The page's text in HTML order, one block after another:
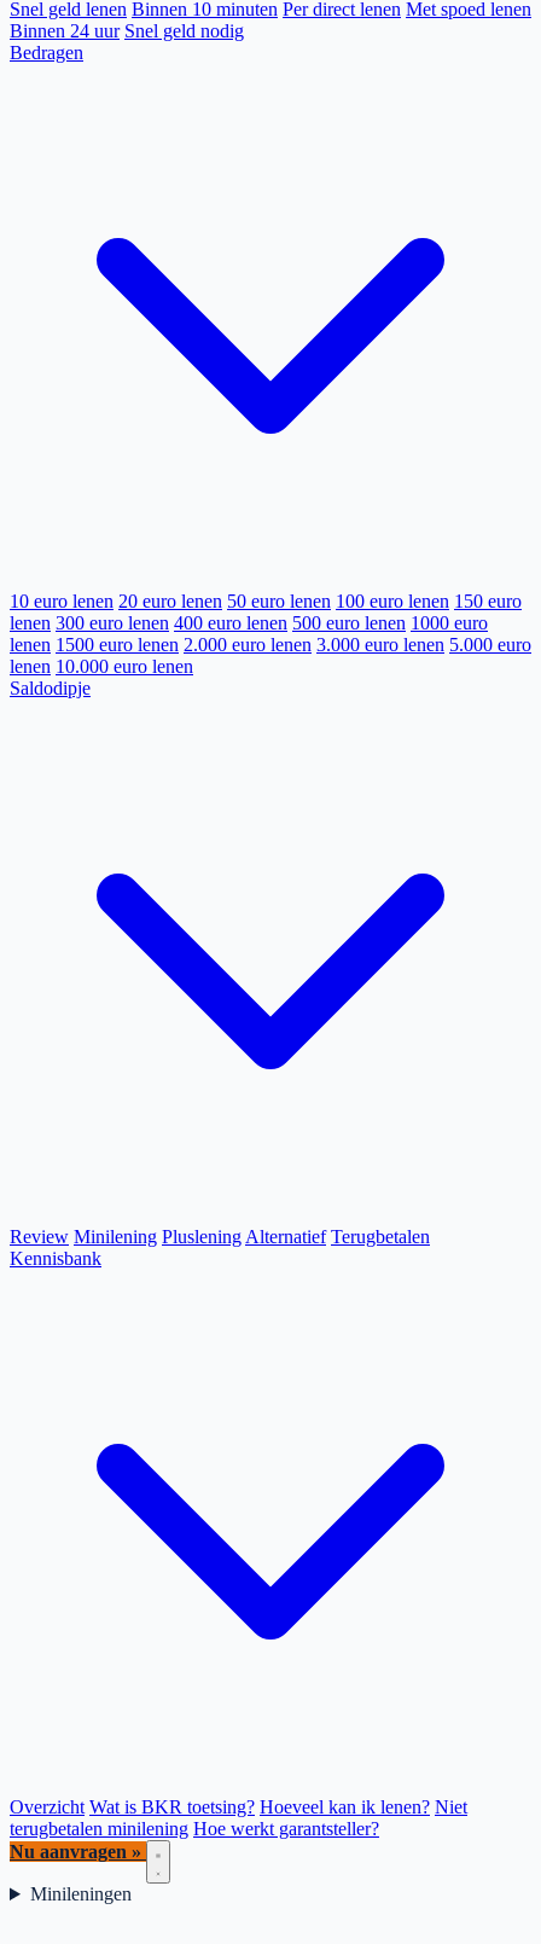
Snel geld lenen Binnen 10 minuten Per direct lenen Met spoed lenen
Binnen 24 uur Snel geld nodig
Bedragen
10 euro lenen 20 euro lenen 50 euro lenen 100 euro lenen 150 euro
lenen 300 euro lenen 400 euro lenen 500 euro lenen 1000 euro
lenen 1500 euro lenen 2.000 euro lenen 3.000 euro lenen 5.000 euro
lenen 10.000 euro lenen
Saldodipje
Review Minilening Pluslening Alternatief Terugbetalen
Kennisbank
Overzicht Wat is BKR toetsing? Hoeveel kan ik lenen? Niet
terugbetalen minilening Hoe werkt garantsteller?
Nu aanvragen »
Minileningen